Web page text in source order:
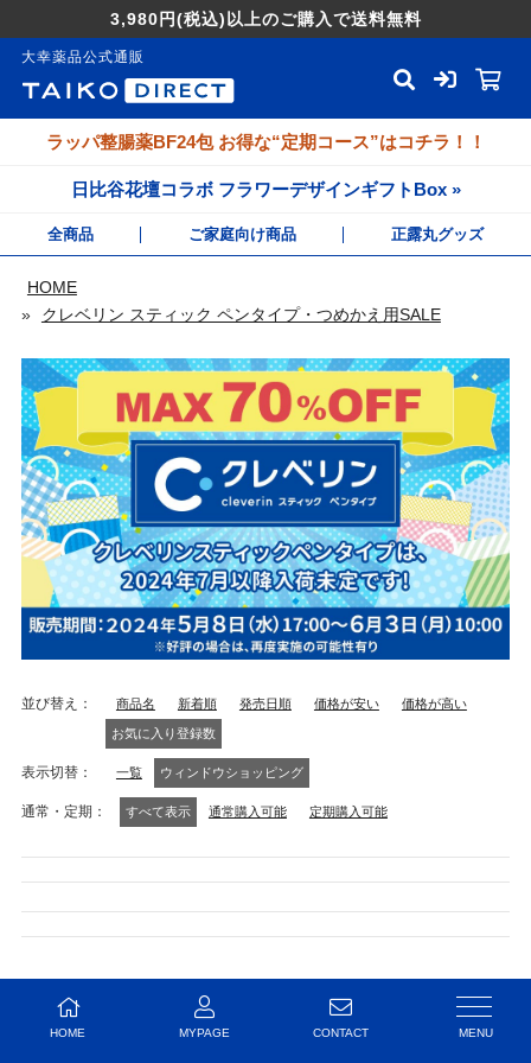
3,980円(税込) 以上のご購入で送料無料
大幸薬品公式通販
ラッパ整腸薬BF24包 お得な“定期コース”はコチラ！！
日比谷花壇コラボ フラワーデザインギフトBox »
全商品 ご家庭向け商品 正露丸グッズ
HOME
»
クレベリン スティック ペンタイプ・つめかえ用SALE
並び替え 商品名 新着順 発売日順 価格が安い 価格が高い
お気に入り登録数
表示切替 一覧 ウィンドウショッピング
通常・定期 すべて表示 通常購入可能 定期購入可能
該当する商品がありません。
HOME MYPAGE CONTACT